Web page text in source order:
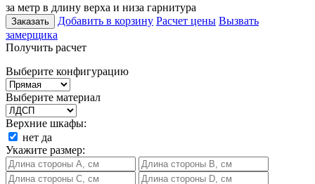
за метр в длину верха и низа гарнитура
Заказать Добавить в корзину Расчет цены Вызвать
замерщика
Получить расчет
Выберите конфигурацию
Выберите материал
Верхние шкафы:
нет да
Укажите размер: